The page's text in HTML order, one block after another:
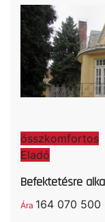
összkomfortos
Eladó
Befektetésre
Ára 164 070 500